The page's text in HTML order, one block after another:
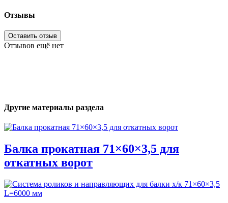
Отзывы
Оставить отзыв
Отзывов ещё нет
Другие материалы раздела
Балка прокатная 71×60×3,5 для
откатных ворот